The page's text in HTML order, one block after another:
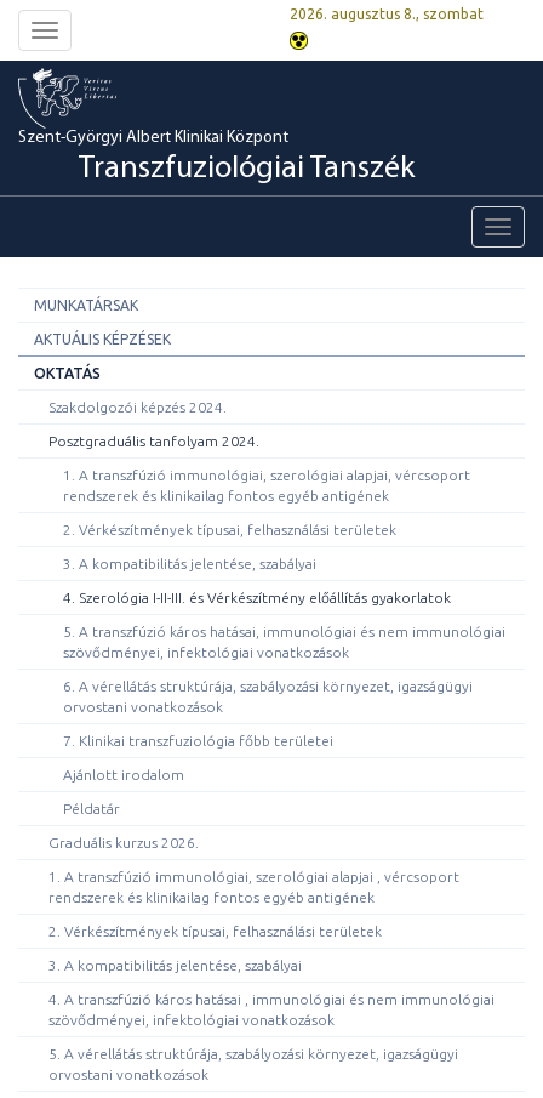
Toggle
navigation
2026. augusztus 8., szombat
Szent-Györgyi Albert Klinikai Központ
Transzfuziológiai Tanszék
MUNKATÁRSAK
AKTUÁLIS KÉPZÉSEK
OKTATÁS
Szakdolgozói képzés 2024.
Posztgraduális tanfolyam 2024.
1. A transzfúzió immunológiai, szerológiai alapjai, vércsoport
rendszerek és klinikailag fontos egyéb antigének
2. Vérkészítmények típusai, felhasználási területek
3. A kompatibilitás jelentése, szabályai
4. Szerológia I-II-III. és Vérkészítmény előállítás gyakorlatok
5. A transzfúzió káros hatásai, immunológiai és nem immunológiai
szövődményei, infektológiai vonatkozások
6. A vérellátás struktúrája, szabályozási környezet, igazságügyi
orvostani vonatkozások
7. Klinikai transzfuziológia főbb területei
Ajánlott irodalom
Példatár
Graduális kurzus 2026.
1. A transzfúzió immunológiai, szerológiai alapjai , vércsoport
rendszerek és klinikailag fontos egyéb antigének
2. Vérkészítmények típusai, felhasználási területek
3. A kompatibilitás jelentése, szabályai
4. A transzfúzió káros hatásai , immunológiai és nem immunológiai
szövődményei, infektológiai vonatkozások
5. A vérellátás struktúrája, szabályozási környezet, igazságügyi
orvostani vonatkozások